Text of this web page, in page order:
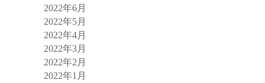
2022年6月
2022年5月
2022年4月
2022年3月
2022年2月
2022年1月